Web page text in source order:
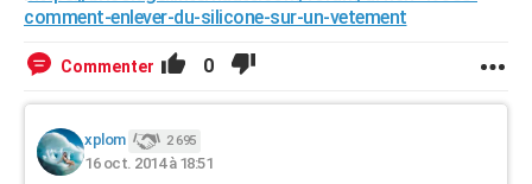
comment-enlever-du-silicone-sur-un-vetement
Commenter 0
xplom 2 695
16 oct. 2014 à 18:51